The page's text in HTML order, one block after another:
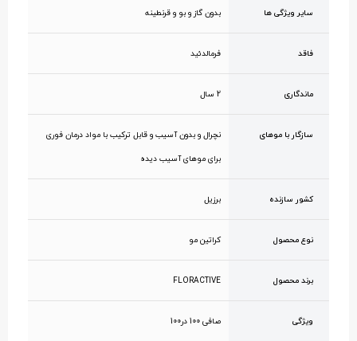
سایر ویژگی ها بدون گاز و بو و قرنطینه
فاقد فرمالدئید
ماندگاری 2 سال
سازگار با موهای
نچرال و بدون آسیب و قابل ترکیب با مواد درمان فوری
برای موهای آسیب دیده
کشور سازنده برزیل
نوع محصول کراتین مو
برند محصول FLORACTIVE
ویژگی صافی 100 در100